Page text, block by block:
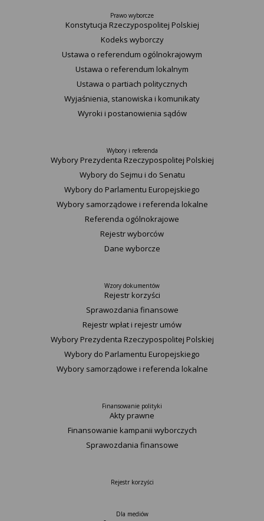
Prawo wyborcze
Konstytucja Rzeczypospolitej Polskiej​
Kodeks wyborczy
Ustawa o referendum ogólnokrajowym
Ustawa o referendum lokalnym
Ustawa o partiach politycznych
Wyjaśnienia, stanowiska i komunikaty
Wyroki i postanowienia sądów
Wybory i referenda
Wybory Prezydenta Rzeczypospolitej Polskiej
Wybory do Sejmu i do Senatu
Wybory do Parlamentu Europejskiego
Wybory samorządowe i referenda lokalne
Referenda ogólnokrajowe
Rejestr wyborców
Dane wyborcze
Wzory dokumentów
Rejestr korzyści
Sprawozdania finansowe
Rejestr wpłat i rejestr umów
Wybory Prezydenta Rzeczypospolitej Polskiej
Wybory do Parlamentu Europejskiego
Wybory samorządowe i referenda lokalne
Finansowanie polityki
Akty prawne
Finansowanie kampanii wyborczych
Sprawozdania finansowe
Rejestr korzyści
Dla mediów